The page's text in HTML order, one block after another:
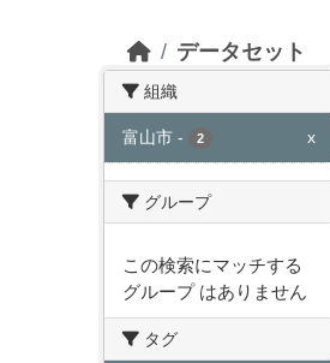
データセット
組織
富山市 - 2 x
グループ
この検索にマッチする
グループ はありません
タグ